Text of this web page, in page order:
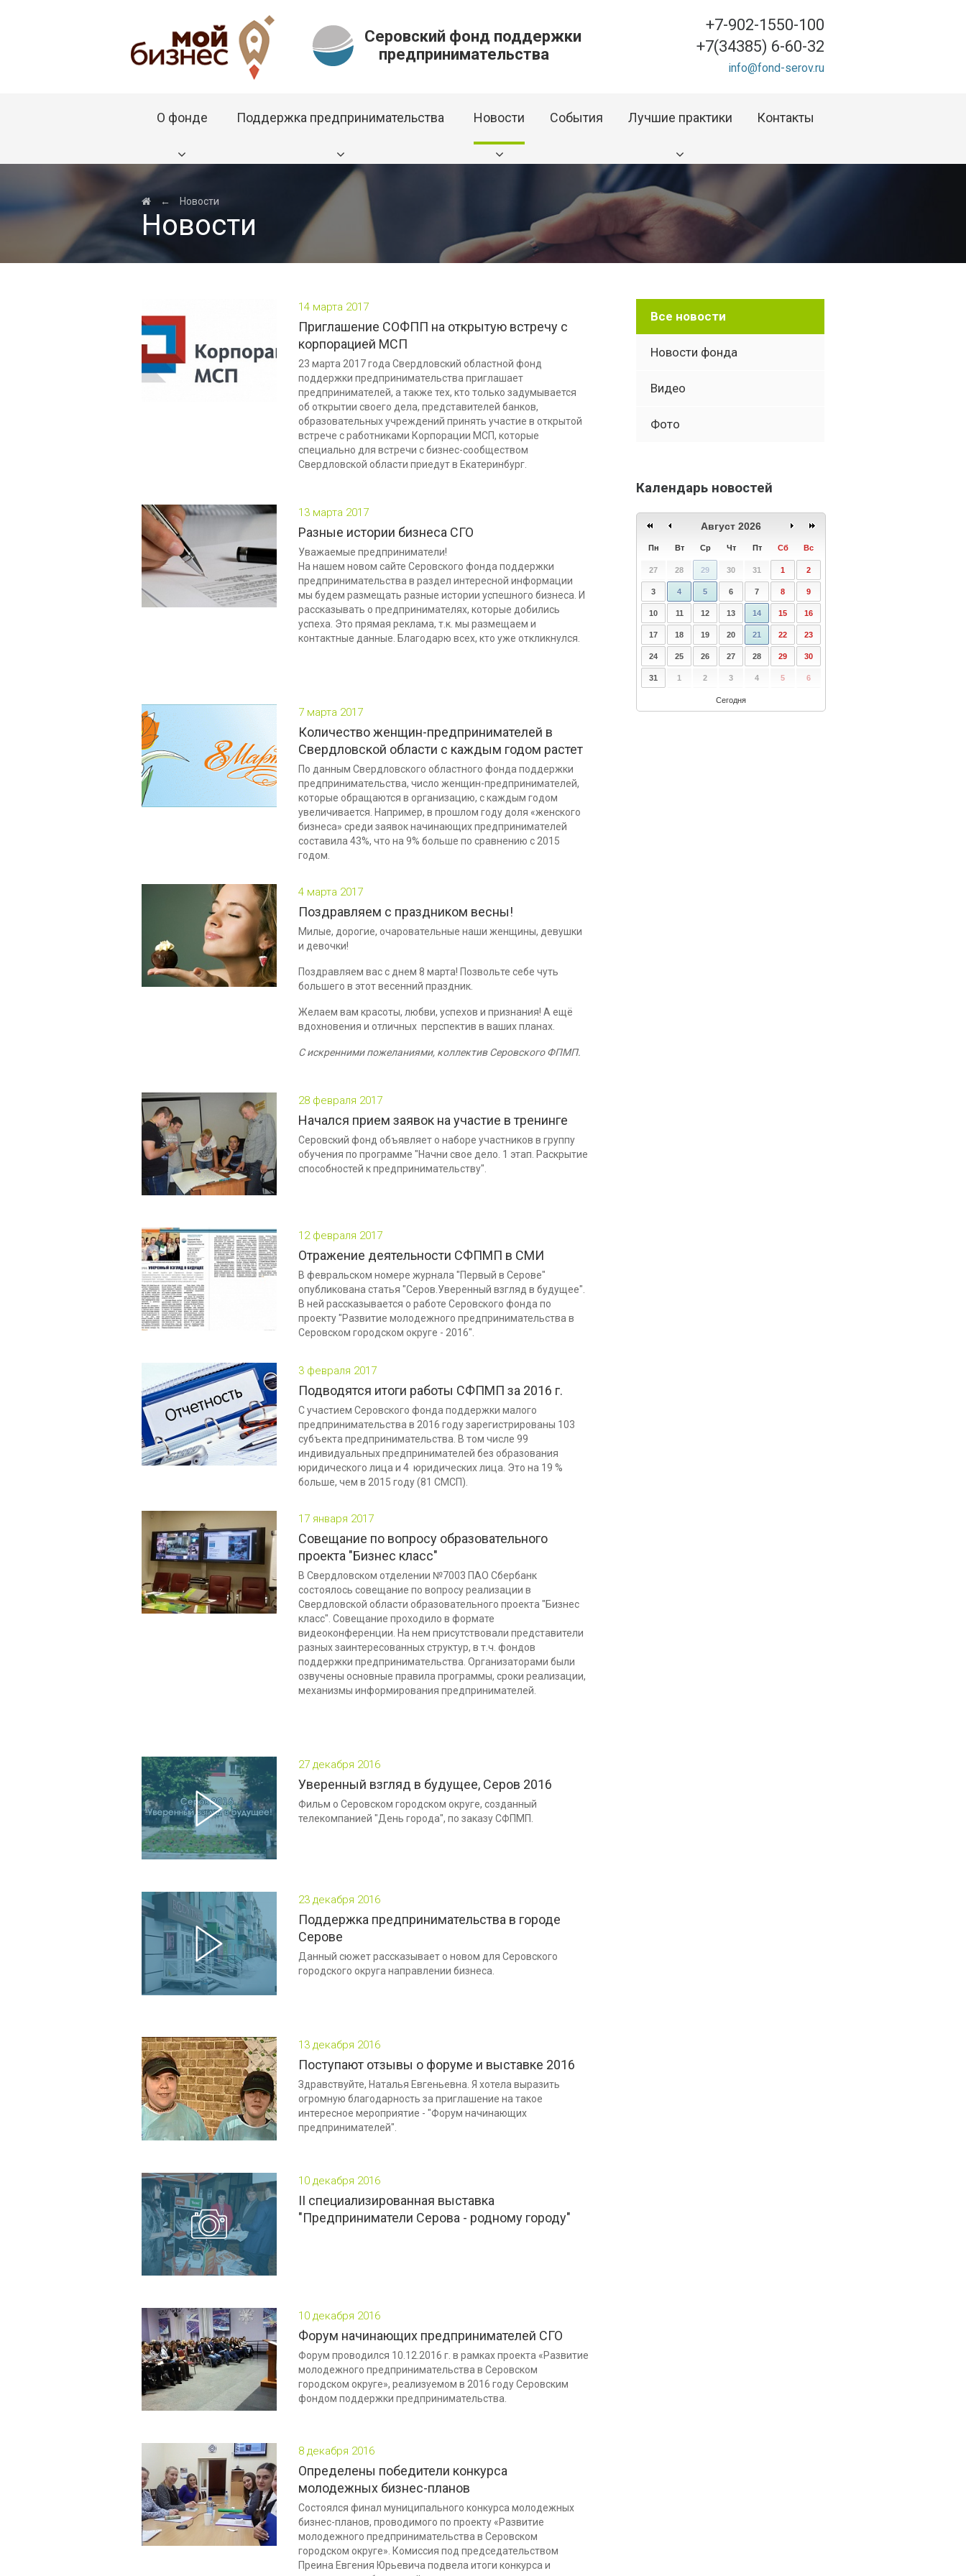
Серовский фонд поддержки
предпринимательства
+7-902-1550-100
+7(34385) 6-60-32
info@fond-serov.ru
О фонде Поддержка предпринимательства Новости События Лучшие практики Контакты
← Новости
Новости
14 марта 2017
Приглашение СОФПП на открытую встречу с
корпорацией МСП
23 марта 2017 года Свердловский областной фонд
поддержки предпринимательства приглашает
предпринимателей, а также тех, кто только задумывается
об открытии своего дела, представителей банков,
образовательных учреждений принять участие в открытой
встрече с работниками Корпорации МСП, которые
специально для встречи с бизнес-сообществом
Свердловской области приедут в Екатеринбург.
13 марта 2017
Разные истории бизнеса СГО
Уважаемые предприниматели!
На нашем новом сайте Серовского фонда поддержки
предпринимательства в раздел интересной информации
мы будем размещать разные истории успешного бизнеса. И
рассказывать о предпринимателях, которые добились
успеха. Это прямая реклама, т.к. мы размещаем и
контактные данные. Благодарю всех, кто уже откликнулся.
7 марта 2017
Количество женщин-предпринимателей в
Свердловской области с каждым годом растет
По данным Свердловского областного фонда поддержки
предпринимательства, число женщин-предпринимателей,
которые обращаются в организацию, с каждым годом
увеличивается. Например, в прошлом году доля «женского
бизнеса» среди заявок начинающих предпринимателей
составила 43%, что на 9% больше по сравнению с 2015
годом.
4 марта 2017
Поздравляем с праздником весны!
Милые, дорогие, очаровательные наши женщины, девушки
и девочки!
Поздравляем вас с днем 8 марта! Позвольте себе чуть
большего в этот весенний праздник.
Желаем вам красоты, любви, успехов и признания! А ещё
вдохновения и отличных перспектив в ваших планах.
С искренними пожеланиями, коллектив Серовского ФПМП.
28 февраля 2017
Начался прием заявок на участие в тренинге
Серовский фонд объявляет о наборе участников в группу
обучения по программе "Начни свое дело. 1 этап. Раскрытие
способностей к предпринимательству".
12 февраля 2017
Отражение деятельности СФПМП в СМИ
В февральском номере журнала "Первый в Серове"
опубликована статья "Серов.Уверенный взгляд в будущее".
В ней рассказывается о работе Серовского фонда по
проекту "Развитие молодежного предпринимательства в
Серовском городском округе - 2016".
3 февраля 2017
Подводятся итоги работы СФПМП за 2016 г.
С участием Серовского фонда поддержки малого
предпринимательства в 2016 году зарегистрированы 103
субъекта предпринимательства. В том числе 99
индивидуальных предпринимателей без образования
юридического лица и 4 юридических лица. Это на 19 %
больше, чем в 2015 году (81 СМСП).
17 января 2017
Совещание по вопросу образовательного
проекта "Бизнес класс"
В Свердловском отделении №7003 ПАО Сбербанк
состоялось совещание по вопросу реализации в
Свердловской области образовательного проекта "Бизнес
класс". Совещание проходило в формате
видеоконференции. На нем присутствовали представители
разных заинтересованных структур, в т.ч. фондов
поддержки предпринимательства. Организаторами были
озвучены основные правила программы, сроки реализации,
механизмы информирования предпринимателей.
27 декабря 2016
Уверенный взгляд в будущее, Серов 2016
Фильм о Серовском городском округе, созданный
телекомпанией "День города", по заказу СФПМП.
23 декабря 2016
Поддержка предпринимательства в городе
Серове
Данный сюжет рассказывает о новом для Серовского
городского округа направлении бизнеса.
13 декабря 2016
Поступают отзывы о форуме и выставке 2016
Здравствуйте, Наталья Евгеньевна. Я хотела выразить
огромную благодарность за приглашение на такое
интересное мероприятие - "Форум начинающих
предпринимателей".
10 декабря 2016
II специализированная выставка
"Предприниматели Серова - родному городу"
10 декабря 2016
Форум начинающих предпринимателей СГО
Форум проводился 10.12.2016 г. в рамках проекта «Развитие
молодежного предпринимательства в Серовском
городском округе», реализуемом в 2016 году Серовским
фондом поддержки предпринимательства.
8 декабря 2016
Определены победители конкурса
молодежных бизнес-планов
Состоялся финал муниципального конкурса молодежных
бизнес-планов, проводимого по проекту «Развитие
молодежного предпринимательства в Серовском
городском округе». Комиссия под председательством
Преина Евгения Юрьевича подвела итоги конкурса и
Все новости
Новости фонда
Видео
Фото
Календарь новостей
Август 2026
Пн Вт Ср Чт Пт Сб Вс
27 28 29 30 31 1 2
3 4 5 6 7 8 9
10 11 12 13 14 15 16
17 18 19 20 21 22 23
24 25 26 27 28 29 30
31 1 2 3 4 5 6
Сегодня